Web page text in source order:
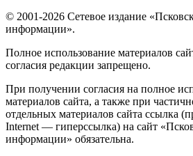
© 2001-2026 Сетевое издание
информации».
Полное использование материалов
согласия редакции запрещено.
При получении согласия на полное
материалов сайта, а также при
отдельных материалов сайта ссылка
Internet — гиперссылка) на сайт
информации» обязательна.